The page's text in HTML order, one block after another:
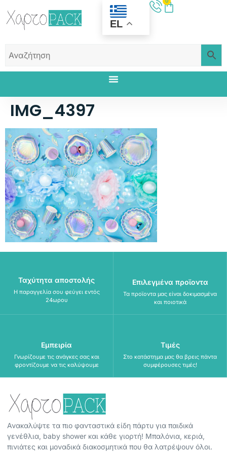
EL
IMG_4397
Ταχύτητα αποστολής
Η παραγγελία σου φεύγει εντός
24ωρου
Επιλεγμένα προϊοντα
Τα προϊοντα μας είναι δοκιμασμένα
και ποιοτικά
Εμπειρία
Γνωρίζουμε τις ανάγκες σας και
φροντίζουμε να τις καλύψουμε
Τιμές
Στο κατάστημα μας θα βρεις πάντα
συμφέρουσες τιμές!
Ανακαλύψτε τα πιο φανταστικά είδη πάρτυ για παιδικά
γενέθλια, baby shower και κάθε γιορτή! Μπαλόνια, κεριά,
πινιάτες και μοναδικά διακοσμητικά που θα λατρέψουν όλοι.